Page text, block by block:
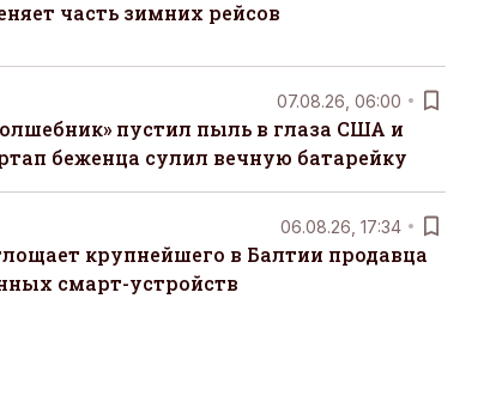
часть зимних рейсов
07.08.26, 06:00
пустил пыль в глаза США и
беженца сулил вечную батарейку
06.08.26, 17:34
крупнейшего в Балтии продавца
смарт-устройств